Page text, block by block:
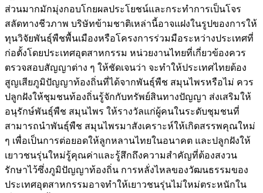
ส่วนมากมักมุ่งกอบโกยผลประโยชน์และกระทำการเป็นโจร
สลัดทางชีวภาพ บริษัทข้ามชาติเหล่านี้อาจแฝงในรูปของการให้
ทุนวิจัยพันธุ์พืชพื้นเมืองหรือโครงการร่วมมือระหว่างประเทศที่
ก่อตั้งโดยประเทศอุตสาหกรรม หน่วยงานไทยที่เกี่ยวข้องควร
ตรวจสอบสัญญาต่าง ๆ ให้ชัดเจนว่า จะทำให้ประเทศไทยต้อง
สูญเสียภูมิปัญญาท้องถิ่นที่ได้จากพันธุ์พืช สมุนไพรหรือไม่ ควร
ปลูกฝังให้ชุมชนท้องถิ่นรู้จักกับทรัพย์สินทางปัญญา ส่งเสริมให้
อนุรักษ์พันธุ์พืช สมุนไพร ให้รางวัลแก่ผู้คนในระดับชุมชนที่
สามารถนำพันธุ์พืช สมุนไพรมาสังเคราะห์ให้เกิดสรรพคุณใหม่
ๆ เพื่อเป็นการต่อยอดให้ลูกหลานไทยในอนาคต และปลูกฝังให้
เยาวชนรุ่นใหม่รู้คุณค่าและรู้สึกถึงความสำคัญที่ต้องสงวน
รักษาไว้ซึ่งภูมิปัญญาท้องถิ่น การหลั่งไหลของวัฒนธรรมของ
ประเทศอุตสาหกรรมอาจทำให้เยาวชนรุ่นไม่ใหม่ตระหนักใน